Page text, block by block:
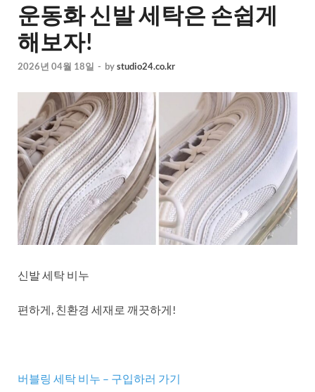
운동화 신발 세탁은 손쉽게
해보자!
2026년 04월 18일 - bystudio24.co.kr
신발 세탁 비누
편하게, 친환경 세재로 깨끗하게!
버블링 세탁 비누 – 구입하러 가기